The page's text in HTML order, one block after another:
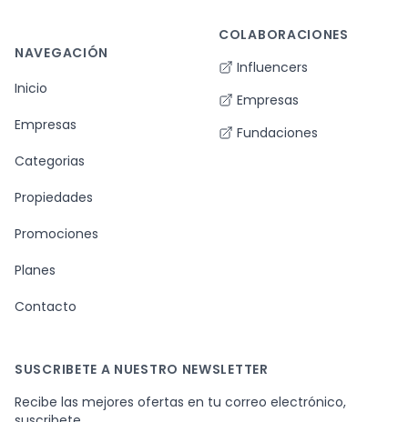
NAVEGACIÓN
Inicio
Empresas
Categorias
Propiedades
Promociones
Planes
Contacto
COLABORACIONES
Influencers
Empresas
Fundaciones
SUSCRIBETE A NUESTRO NEWSLETTER
Recibe las mejores ofertas en tu correo electrónico,